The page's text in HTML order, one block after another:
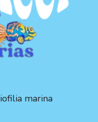
marina